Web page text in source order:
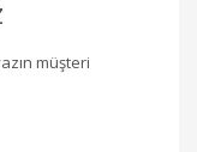
müşteri